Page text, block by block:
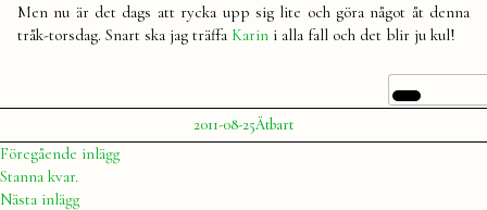
Men nu är det dags att rycka upp sig lite och göra något åt denna
tråk-torsdag. Snart ska jag träffa Karin i alla fall och det blir ju kul!
Publicerat
av
Julia
2011-08-25Publicerat
i
Ätbart
Inläggsnavigering
Föregående inläggFöregående
Stanna kvar.
Nästa inläggNästa